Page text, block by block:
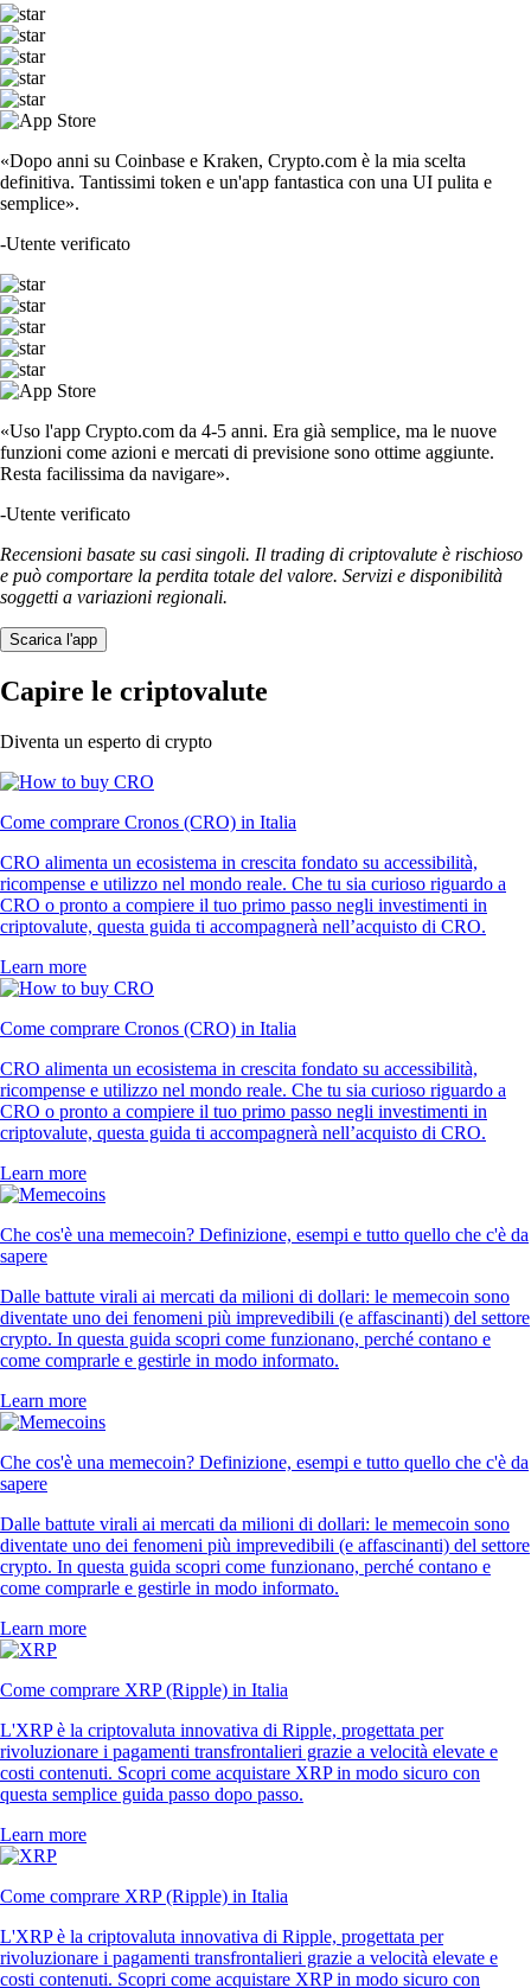
«Dopo anni su Coinbase e Kraken, Crypto.com è la mia scelta
definitiva. Tantissimi token e un'app fantastica con una UI pulita e
semplice».
-Utente verificato
«Uso l'app Crypto.com da 4-5 anni. Era già semplice, ma le nuove
funzioni come azioni e mercati di previsione sono ottime aggiunte.
Resta facilissima da navigare».
-Utente verificato
Recensioni basate su casi singoli. Il trading di criptovalute è rischioso
e può comportare la perdita totale del valore. Servizi e disponibilità
soggetti a variazioni regionali.
Scarica l'app
Capire le criptovalute
Diventa un esperto di crypto
Come comprare Cronos (CRO) in Italia
CRO alimenta un ecosistema in crescita fondato su accessibilità,
ricompense e utilizzo nel mondo reale. Che tu sia curioso riguardo a
CRO o pronto a compiere il tuo primo passo negli investimenti in
criptovalute, questa guida ti accompagnerà nell’acquisto di CRO.
Learn more
Come comprare Cronos (CRO) in Italia
CRO alimenta un ecosistema in crescita fondato su accessibilità,
ricompense e utilizzo nel mondo reale. Che tu sia curioso riguardo a
CRO o pronto a compiere il tuo primo passo negli investimenti in
criptovalute, questa guida ti accompagnerà nell’acquisto di CRO.
Learn more
Che cos'è una memecoin? Definizione, esempi e tutto quello che c'è da
sapere
Dalle battute virali ai mercati da milioni di dollari: le memecoin sono
diventate uno dei fenomeni più imprevedibili (e affascinanti) del settore
crypto. In questa guida scopri come funzionano, perché contano e
come comprarle e gestirle in modo informato.
Learn more
Che cos'è una memecoin? Definizione, esempi e tutto quello che c'è da
sapere
Dalle battute virali ai mercati da milioni di dollari: le memecoin sono
diventate uno dei fenomeni più imprevedibili (e affascinanti) del settore
crypto. In questa guida scopri come funzionano, perché contano e
come comprarle e gestirle in modo informato.
Learn more
Come comprare XRP (Ripple) in Italia
L'XRP è la criptovaluta innovativa di Ripple, progettata per
rivoluzionare i pagamenti transfrontalieri grazie a velocità elevate e
costi contenuti. Scopri come acquistare XRP in modo sicuro con
questa semplice guida passo dopo passo.
Learn more
Come comprare XRP (Ripple) in Italia
L'XRP è la criptovaluta innovativa di Ripple, progettata per
rivoluzionare i pagamenti transfrontalieri grazie a velocità elevate e
costi contenuti. Scopri come acquistare XRP in modo sicuro con